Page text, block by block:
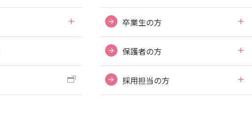
卒業生の方
保護者の方
採用担当の方